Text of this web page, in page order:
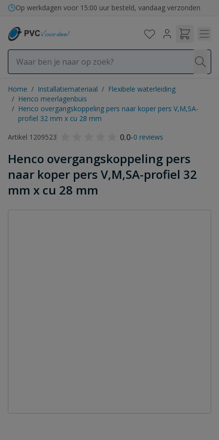
Ga naar de inhoud
Op werkdagen voor 15:00 uur besteld, vandaag verzonden
Home / Installatiemateriaal / Flexibele waterleiding
/ Henco meerlagenbuis
/ Henco overgangskoppeling pers naar koper pers V,M,SA-
profiel 32 mm x cu 28 mm
Artikel 1209523
0.0-0 reviews
Henco overgangskoppeling pers
naar koper pers V,M,SA-profiel 32
mm x cu 28 mm